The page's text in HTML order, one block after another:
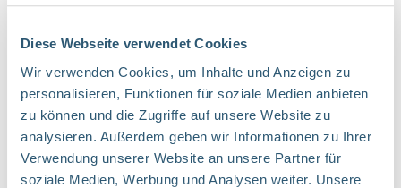
Diese Webseite verwendet Cookies
Wir verwenden Cookies, um Inhalte und Anzeigen zu
personalisieren, Funktionen für soziale Medien anbieten
zu können und die Zugriffe auf unsere Website zu
analysieren. Außerdem geben wir Informationen zu Ihrer
Verwendung unserer Website an unsere Partner für
soziale Medien, Werbung und Analysen weiter. Unsere
Amelie Polutta
Studienkoordination